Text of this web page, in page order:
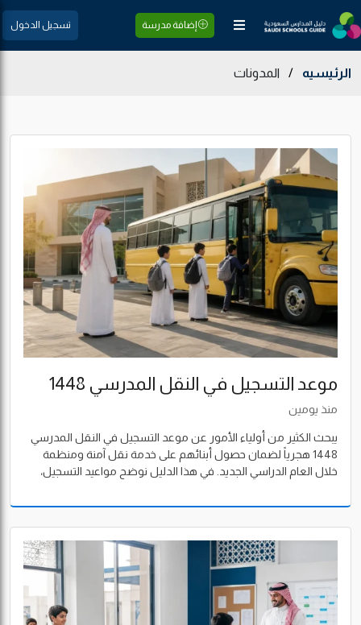
إضافة مدرسة تسجيل الدخول
الرئيسيه / المدونات
موعد التسجيل في النقل المدرسي 1448
هجرياً: الشروط والرسوم وخطوات التسجيل
عبر نظام نور
منذ يومين
يبحث الكثير من أولياء الأمور عن موعد التسجيل في النقل المدرسي
1448 هجرياً لضمان حصول أبنائهم على خدمة نقل آمنة ومنظمة
خلال العام الدراسي الجديد. في هذا الدليل نوضح مواعيد التسجيل،
نور، وأهم النصائح التي تساعد الأسرة على إتمام الطلب بنجاح.